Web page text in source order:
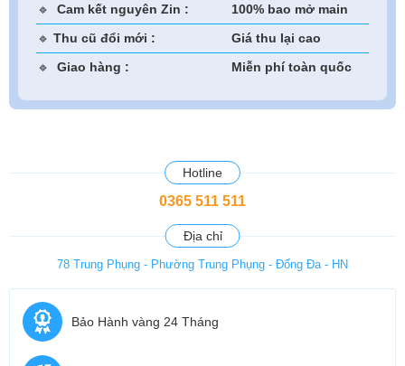
🔹 Cam kết nguyên Zin :
100% bao mở main
🔹 Thu cũ đổi mới :
Giá thu lại cao
🔹 Giao hàng : Miễn phí toàn quốc
Hotline
0365 511 511
Địa chỉ
78 Trung Phụng - Phường Trung Phụng - Đống Đa - HN
Bảo Hành vàng 24 Tháng